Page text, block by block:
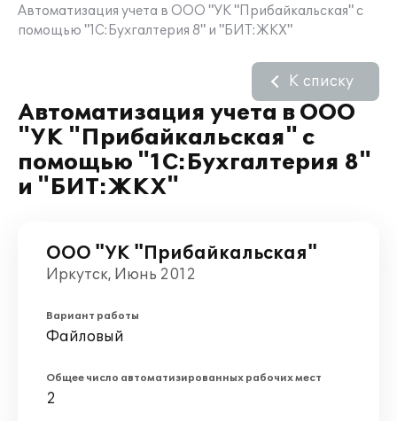
Автоматизация учета в ООО "УК "Прибайкальская" с
помощью "1С:Бухгалтерия 8" и "БИТ:ЖКХ"
Автоматизация учета в ООО
"УК "Прибайкальская" с
помощью "1С:Бухгалтерия 8"
и "БИТ:ЖКХ"
К списку
ООО "УК "Прибайкальская"
Иркутск, Июнь 2012
Вариант работы
Файловый
Общее число автоматизированных рабочих мест
2